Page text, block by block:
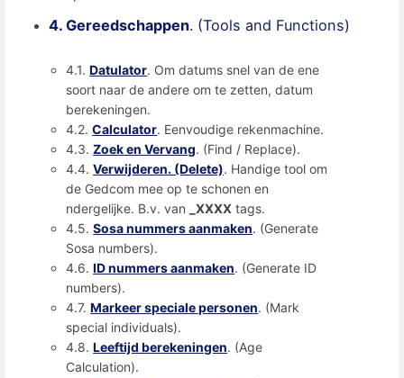
4. Gereedschappen. (Tools and Functions)
4.1.Datulator. Om datums snel van de ene
soort naar de andere om te zetten, datum
berekeningen.
4.2.Calculator. Eenvoudige rekenmachine.
4.3.Zoek en Vervang. (Find / Replace).
4.4.Verwijderen. (Delete). Handige tool om
de Gedcom mee op te schonen en
ndergelijke. B.v. van
_XXXX tags.
4.5.Sosa nummers aanmaken. (Generate
Sosa numbers).
4.6.ID nummers aanmaken. (Generate ID
numbers).
4.7.Markeer speciale personen. (Mark
special individuals).
4.8.Leeftijd berekeningen. (Age
Calculation).